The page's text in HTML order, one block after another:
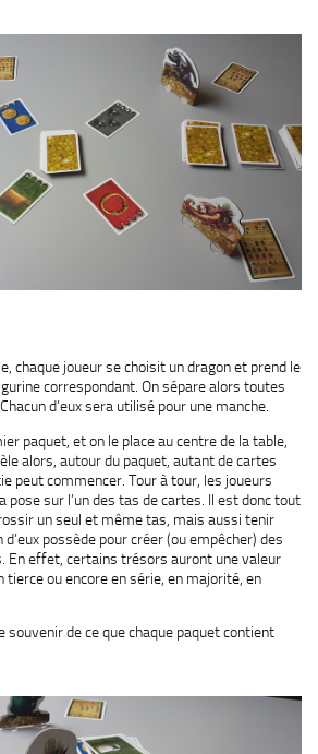
chaque joueur se choisit un dragon et prend le
correspondant. On sépare alors toutes
d’eux sera utilisé pour une manche.
paquet, et on le place au centre de la table,
alors, autour du paquet, autant de cartes
peut commencer. Tour à tour, les joueurs
pose sur l’un des tas de cartes. Il est donc tout
un seul et même tas, mais aussi tenir
possède pour créer (ou empêcher) des
En effet, certains trésors auront une valeur
tierce ou encore en série, en majorité, en
souvenir de ce que chaque paquet contient